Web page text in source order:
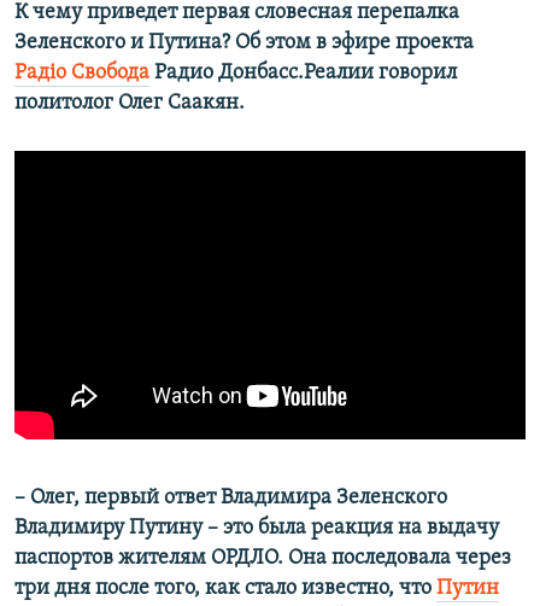
К чему приведет первая словесная перепалка
Зеленского и Путина? Об этом в эфире проекта
Радiо Свобода Радио Донбасс.Реалии говорил
политолог Олег Саакян.
– Олег, первый ответ Владимира Зеленского
Владимиру Путину – это была реакция на выдачу
паспортов жителям ОРДЛО. Она последовала через
три дня после того, как стало известно, что Путин